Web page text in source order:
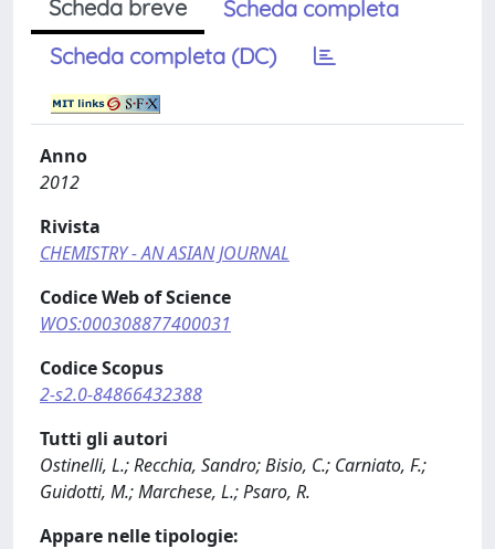
Scheda breve
Scheda completa
Scheda completa (DC)
Anno
2012
Rivista
CHEMISTRY - AN ASIAN JOURNAL
Codice Web of Science
WOS:000308877400031
Codice Scopus
2-s2.0-84866432388
Tutti gli autori
Ostinelli, L.; Recchia, Sandro; Bisio, C.; Carniato, F.;
Guidotti, M.; Marchese, L.; Psaro, R.
Appare nelle tipologie: